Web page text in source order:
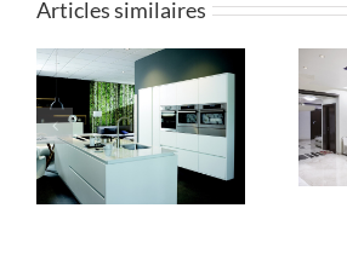
Articles similaires